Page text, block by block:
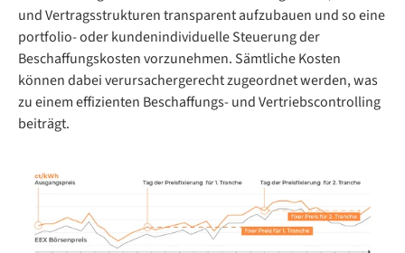
und Vertragsstrukturen transparent aufzubauen und so eine
portfolio-​ oder kundenindividuelle Steuerung der
Beschaffungskosten vorzunehmen. Sämtliche Kosten
können dabei verursachergerecht zugeordnet werden, was
zu einem effizienten Beschaffungs-​ und Vertriebscontrolling
beiträgt.